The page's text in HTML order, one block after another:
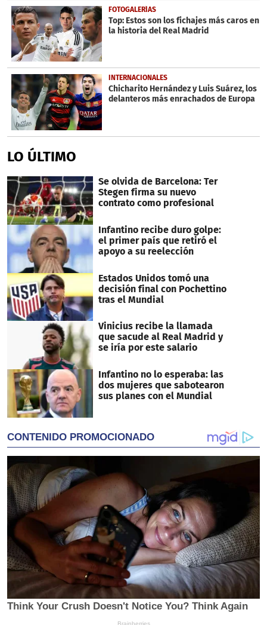
FOTOGALERÍAS
Top: Estos son los fichajes más caros en
la historia del Real Madrid
INTERNACIONALES
Chicharito Hernández y Luis Suárez, los
delanteros más enrachados de Europa
LO ÚLTIMO
Se olvida de Barcelona: Ter
Stegen firma su nuevo
contrato como profesional
Infantino recibe duro golpe:
el primer país que retiró el
apoyo a su reelección
Estados Unidos tomó una
decisión final con Pochettino
tras el Mundial
Vinicius recibe la llamada
que sacude al Real Madrid y
se iría por este salario
Infantino no lo esperaba: las
dos mujeres que sabotearon
sus planes con el Mundial